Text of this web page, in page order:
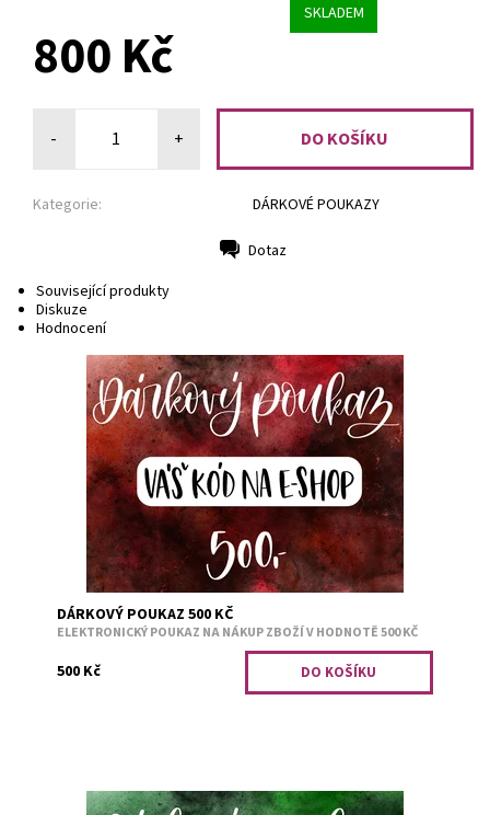
SKLADEM
800 Kč
- +
Kategorie: DÁRKOVÉ POUKAZY
Dotaz
Související produkty
Diskuze
Hodnocení
Darujte poukaz na náš e-shop www.abysscandle.cz. Jeho
platnost je jeden rok od zaplacení. Po obdržení platby
Vám do 24 hodin...
Dostupnost:
Skladem
Kód:
1365
DÁRKOVÝ POUKAZ 500 KČ
ELEKTRONICKÝ POUKAZ NA NÁKUP ZBOŽÍ V HODNOTĚ 500 KČ
500 Kč